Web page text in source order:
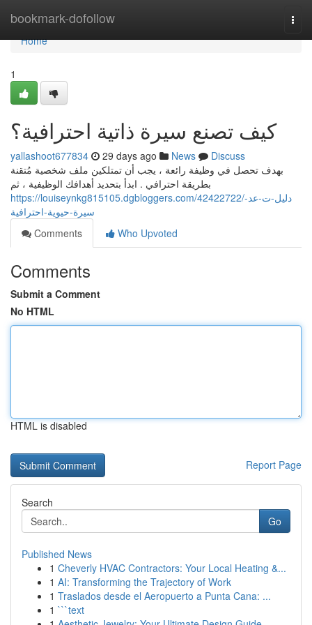
bookmark-dofollow
Home
Home
1
كيف تصنع سيرة ذاتية احترافية؟
yallashoot677834 29 days ago News
Discuss
بهدف تحصل في وظيفة رائعة ، يجب أن تمتلكين ملف شخصية مُتقنة
بطريقة احترافي . ابدأ بتحديد أهدافك الوظيفية ، ثم
https://louiseynkg815105.dgbloggers.com/42422722/دليل-ت-عد-
سيرة-حيوية-احترافية
Comments
Who Upvoted
Comments
Submit a Comment
No HTML
HTML is disabled
Report Page
Search
Go
Published News
1 Cheverly HVAC Contractors: Your Local Heating &...
1 AI: Transforming the Trajectory of Work
1 Traslados desde el Aeropuerto a Punta Cana: ...
1 ```text